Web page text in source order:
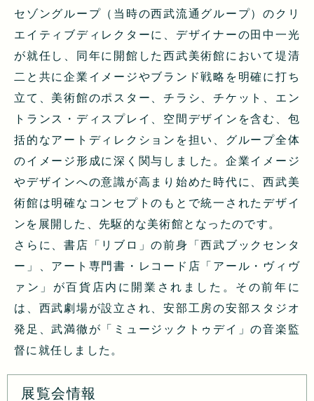
セゾングループ（当時の西武流通グループ）のクリ
エイティブディレクターに、デザイナーの田中一光
が就任し、同年に開館した西武美術館において堤清
二と共に企業イメージやブランド戦略を明確に打ち
立て、美術館のポスター、チラシ、チケット、エン
トランス・ディスプレイ、空間デザインを含む、包
括的なアートディレクションを担い、グループ全体
のイメージ形成に深く関与しました。企業イメージ
やデザインへの意識が高まり始めた時代に、西武美
術館は明確なコンセプトのもとで統一されたデザイ
ンを展開した、先駆的な美術館となったのです。
さらに、書店「リブロ」の前身「西武ブックセンタ
ー」、アート専門書・レコード店「アール・ヴィヴ
ァン」が百貨店内に開業されました。その前年に
は、西武劇場が設立され、安部工房の安部スタジオ
発足、武満徹が「ミュージックトゥデイ」の音楽監
督に就任しました。
展覧会情報